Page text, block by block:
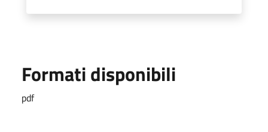
Formati disponibili
pdf